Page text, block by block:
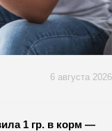
6 августа 2026
1 гр. в корм —